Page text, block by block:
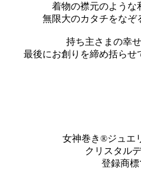
着物の襟元のような
無限大のカタチをなぞ
持ち主さまの幸
最後にお創りを締め括ら
女神巻き®ジュエ
クリスタル
登録商標